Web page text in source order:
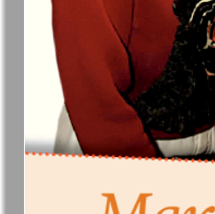
Архив
7плюс7я
Анонс